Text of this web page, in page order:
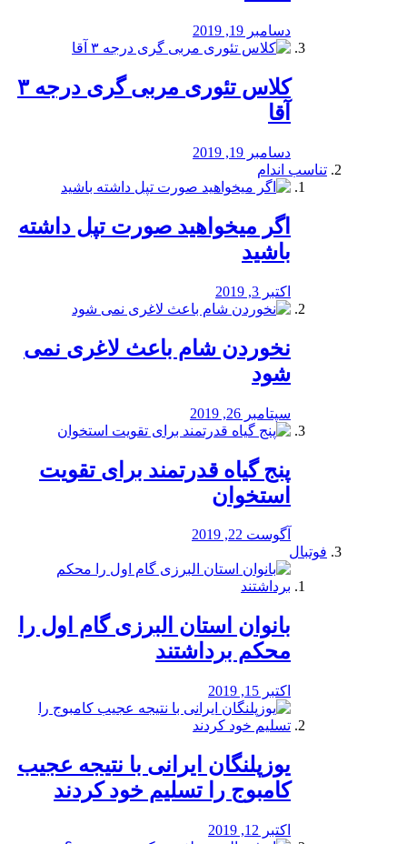
دسامبر 19, 2019
کلاس تئوری مربی گری درجه ۳
آقا
دسامبر 19, 2019
تناسب اندام
اگر میخواهید صورت تپل داشته
باشید
اکتبر 3, 2019
نخوردن شام باعث لاغری نمی
‌شود
سپتامبر 26, 2019
پنج گیاه قدرتمند برای تقویت
استخوان
آگوست 22, 2019
فوتبال
بانوان استان البرزی گام اول را
محكم برداشتند
اکتبر 15, 2019
یوزپلنگان ایرانی با نتیجه عجیب
کامبوج را تسلیم خود کردند
اکتبر 12, 2019